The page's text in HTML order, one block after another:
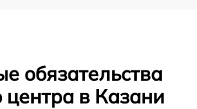
обязательства
центра в Казани